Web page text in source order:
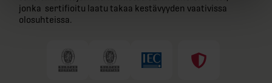
jonka sertifioitu laatu takaa kestävyyden vaativissa
olosuhteissa.